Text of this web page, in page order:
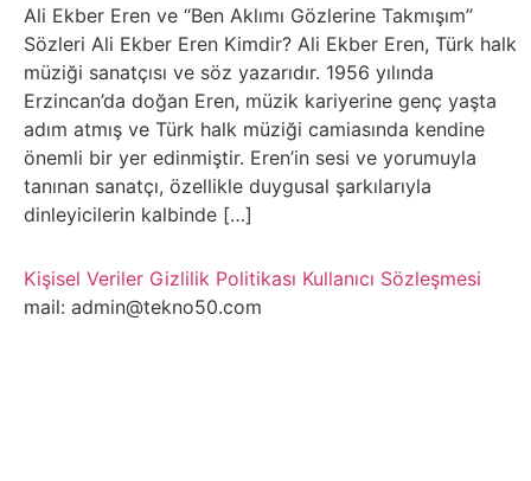
Bilgi
Bilgisayar
Bilim
Bitcoin
Bitkiler
Ali Ekber Eren ve “Ben Aklımı Gözlerine Takmışım”
Sözleri Ali Ekber Eren Kimdir? Ali Ekber Eren, Türk halk
müziği sanatçısı ve söz yazarıdır. 1956 yılında
Erzincan’da doğan Eren, müzik kariyerine genç yaşta
adım atmış ve Türk halk müziği camiasında kendine
önemli bir yer edinmiştir. Eren’in sesi ve yorumuyla
tanınan sanatçı, özellikle duygusal şarkılarıyla
dinleyicilerin kalbinde […]
Kişisel Veriler Gizlilik Politikası Kullanıcı Sözleşmesi
mail: admin@tekno50.com